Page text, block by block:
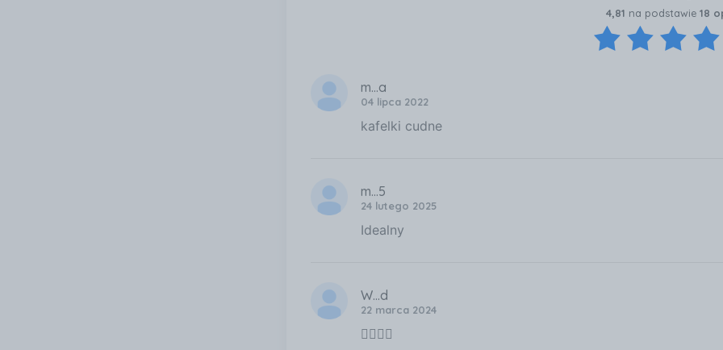
4,81 na podstawie 18
m...a
04 lipca 2022
kafelki cudne
m...5
24 lutego 2025
Idealny
W...d
22 marca 2024
👌🏻👌🏻